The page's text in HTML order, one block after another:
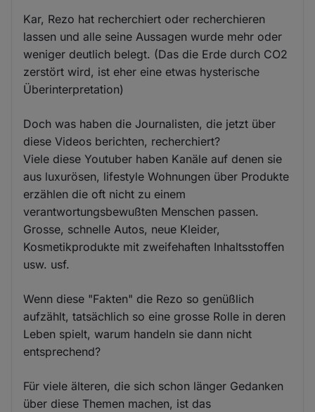
Kar, Rezo hat recherchiert oder recherchieren
lassen und alle seine Aussagen wurde mehr oder
weniger deutlich belegt. (Das die Erde durch CO2
zerstört wird, ist eher eine etwas hysterische
Überinterpretation)
Doch was haben die Journalisten, die jetzt über
diese Videos berichten, recherchiert?
Viele diese Youtuber haben Kanäle auf denen sie
aus luxurösen, lifestyle Wohnungen über Produkte
erzählen die oft nicht zu einem
verantwortungsbewußten Menschen passen.
Grosse, schnelle Autos, neue Kleider,
Kosmetikprodukte mit zweifehaften Inhaltsstoffen
usw. usf.
Wenn diese "Fakten" die Rezo so genüßlich
aufzählt, tatsächlich so eine grosse Rolle in deren
Leben spielt, warum handeln sie dann nicht
entsprechend?
Für viele älteren, die sich schon länger Gedanken
über diese Themen machen, ist das